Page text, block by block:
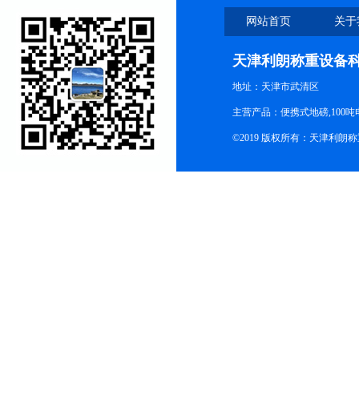
网站首页 关
天津利朗称重设备
地址：天津市武清区
主营产品：便携式地磅,100
©2019 版权所有：天津利朗